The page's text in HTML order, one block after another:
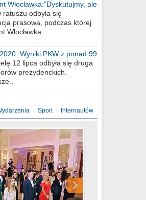
Włocławka:"Dyskutujmy, ale
się”
ratuszu odbyła się
prasowa, podczas której
Włocławka..
Wyniki PKW z ponad 99
12 lipca odbyła się druga
prezydenckich.
Sport Internautów
2019.01.11